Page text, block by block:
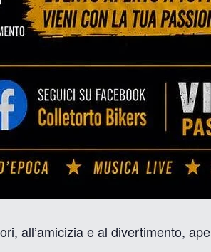
all’amicizia e al divertimento,